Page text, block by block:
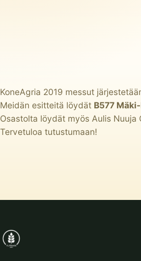
KoneAgria 2019 messut
Meidän esitteitä löydät B577
Osastolta löydät myös Aulis
Tervetuloa tutustumaan!